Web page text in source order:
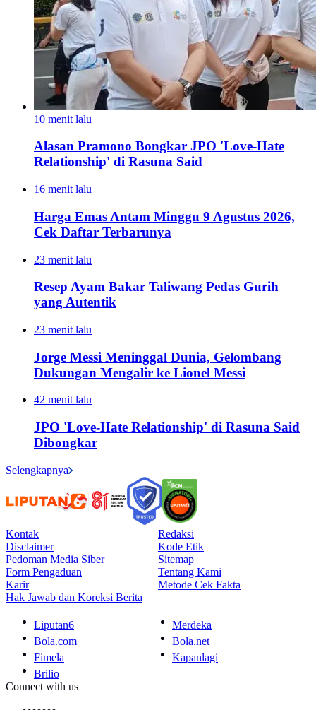
10 menit lalu
Alasan Pramono Bongkar JPO 'Love-Hate
Relationship' di Rasuna Said
16 menit lalu
Harga Emas Antam Minggu 9 Agustus 2026,
Cek Daftar Terbarunya
23 menit lalu
Resep Ayam Bakar Taliwang Pedas Gurih
yang Autentik
23 menit lalu
Jorge Messi Meninggal Dunia, Gelombang
Dukungan Mengalir ke Lionel Messi
42 menit lalu
JPO 'Love-Hate Relationship' di Rasuna Said
Dibongkar
Selengkapnya
Kontak
Redaksi
Disclaimer
Kode Etik
Pedoman Media Siber
Sitemap
Form Pengaduan
Tentang Kami
Karir
Metode Cek Fakta
Hak Jawab dan Koreksi Berita
Liputan6
Merdeka
Bola.com
Bola.net
Fimela
Kapanlagi
Brilio
Connect with us